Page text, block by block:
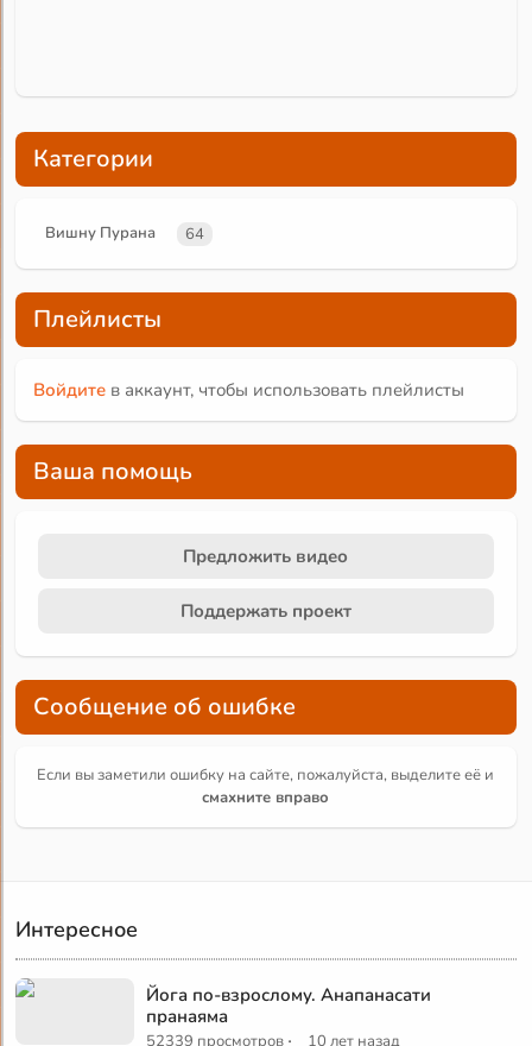
Категории
Вишну Пурана 64
Плейлисты
Войдите в аккаунт, чтобы использовать плейлисты
Ваша помощь
Предложить видео
Поддержать проект
Сообщение об ошибке
Если вы заметили ошибку на сайте, пожалуйста, выделите её и
смахните вправо
Интересное
Йога по-взрослому. Анапанасати
пранаяма
52339 просмотров 10 лет назад